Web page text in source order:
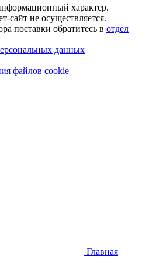
характер.
сайт не осуществляется.
поставки обратитесь в отдел
данных
файлов cookie
Главная